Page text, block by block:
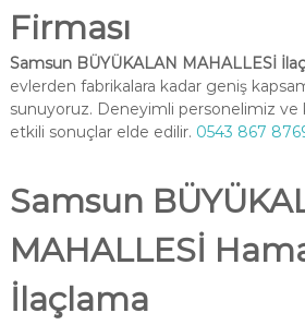
Firması
Samsun BÜYÜKALAN MAHALLESİ
evlerden fabrikalara kadar geniş
sunuyoruz. Deneyimli personelimiz ve
etkili sonuçlar elde edilir. 0543 867
Samsun
MAHALLESİ
İlaçlama